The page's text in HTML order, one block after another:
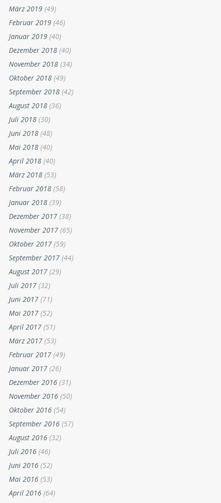
März 2019 (49)
Februar 2019 (46)
Januar 2019 (40)
Dezember 2018 (40)
November 2018 (34)
Oktober 2018 (49)
September 2018 (42)
August 2018 (36)
Juli 2018 (30)
Juni 2018 (48)
Mai 2018 (40)
April 2018 (40)
März 2018 (53)
Februar 2018 (58)
Januar 2018 (39)
Dezember 2017 (38)
November 2017 (65)
Oktober 2017 (59)
September 2017 (44)
August 2017 (29)
Juli 2017 (32)
Juni 2017 (71)
Mai 2017 (52)
April 2017 (51)
März 2017 (53)
Februar 2017 (49)
Januar 2017 (26)
Dezember 2016 (31)
November 2016 (50)
Oktober 2016 (54)
September 2016 (57)
August 2016 (32)
Juli 2016 (46)
Juni 2016 (52)
Mai 2016 (53)
April 2016 (64)